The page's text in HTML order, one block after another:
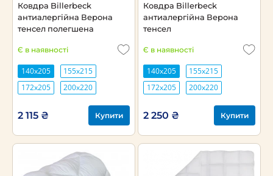
Ковдра Billerbeck
антиалергійна Верона
тенсел полегшена
Є в наявності
140х205
155х215
172х205
200х220
2 115 ₴ Купити
Ковдра Billerbeck
антиалергійна Верона
тенсел
Є в наявності
140х205
155х215
172х205
200х220
2 250 ₴ Купити